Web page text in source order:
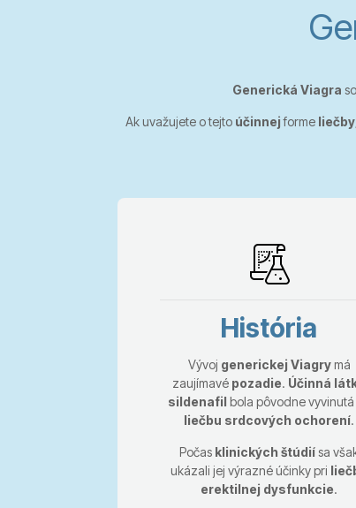
Generická Viagra so
Ak uvažujete o tejto účinnejforme liečby
História
Vývoj generickej Viagrymá
zaujímavé pozadie. Účinná
sildenafil bola pôvodne vyvinutá
liečbu srdcových ochorení.
Počas klinických štúdiísa
ukázali jej výrazné účinky pri
erektilnej dysfunkcie.